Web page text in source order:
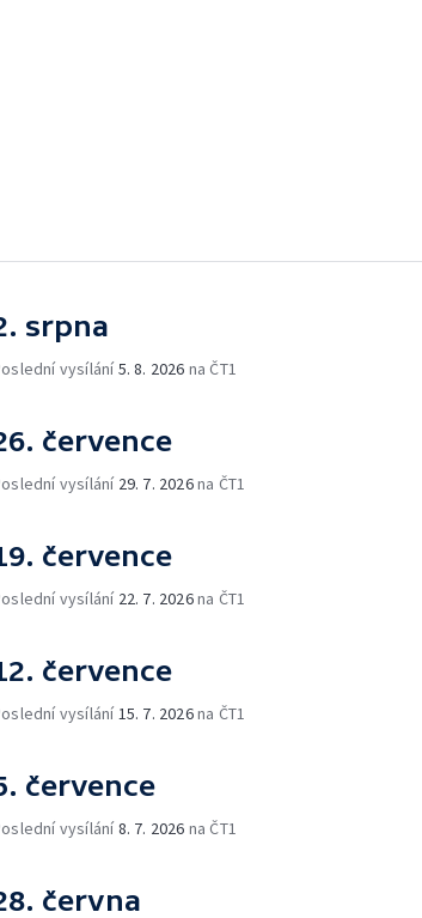
srpna
vysílání5. 8. 2026 na ČT1
července
vysílání 29. 7. 2026na ČT1
července
vysílání 22. 7. 2026na ČT1
července
vysílání 15. 7. 2026na ČT1
července
vysílání8. 7. 2026 na ČT1
června